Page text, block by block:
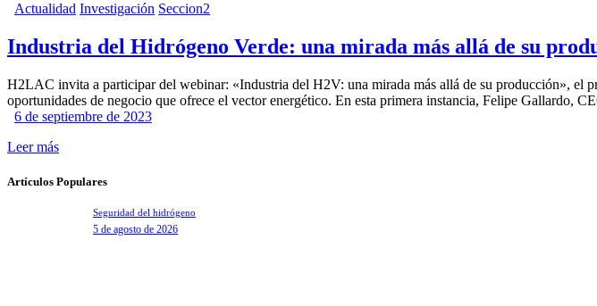
Actualidad Investigación Seccion2
Industria del Hidrógeno Verde: una mirada más allá de su
H2LAC invita a participar del webinar: «Industria del H2V: una mirada más allá de su producción», el
oportunidades de negocio que ofrece el vector energético. En esta primera instancia, Felipe Gallardo,
6 de septiembre de 2023
Leer más
Artículos Populares
Seguridad del hidrógeno
5 de agosto de 2026